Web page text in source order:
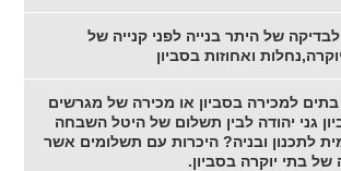
של היתר בנייה לפני קנייה של
ואחוזות בסביון
למכירה בסביון או מכירה של מגרשים
גני יהודה לבין תשלום של היטל השבחה
לתכנון ובניה? היכרות עם תשלומים אשר
של בתי יוקרה בסביון.